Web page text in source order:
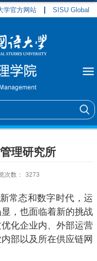
学官方网站 SISU Global
理研究所
次数： 3273
常态和数字时代，运
，也面临着新的挑战
化企业内、外部运营
部以及所在供应链网